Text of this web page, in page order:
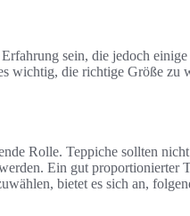
sein, die jedoch
wichtig, die richtige Größe zu
Rolle. Teppiche sollten
Ein gut proportionierter
bietet es sich an,